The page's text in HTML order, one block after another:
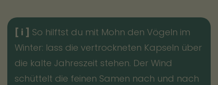
[ i ] So hilftst du mit Mohn den Vögeln im
Winter: lass die vertrockneten Kapseln über
die kalte Jahreszeit stehen. Der Wind
schüttelt die feinen Samen nach und nach